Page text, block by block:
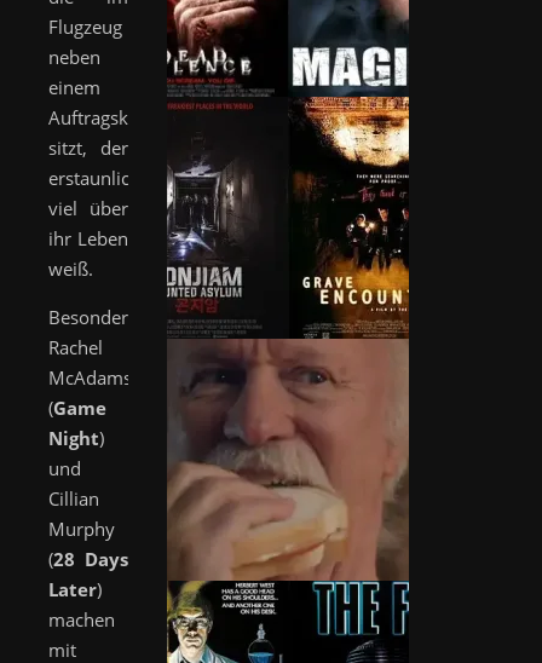
Flugzeug
neben
einem
Auftragskiller
sitzt, der
erstaunlich
viel über
ihr Leben
weiß.
Besonders
Rachel
McAdams
(Game
Night)
und
Cillian
Murphy
(28 Days
Later)
machen
mit